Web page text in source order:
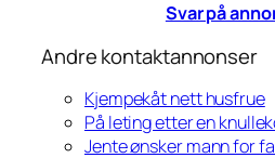
Svar på
Andre kontaktannonser
Kjempekåt nett husfrue
På leting etter en
Jente ønsker mann for